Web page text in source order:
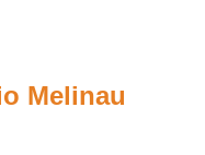
Melinau